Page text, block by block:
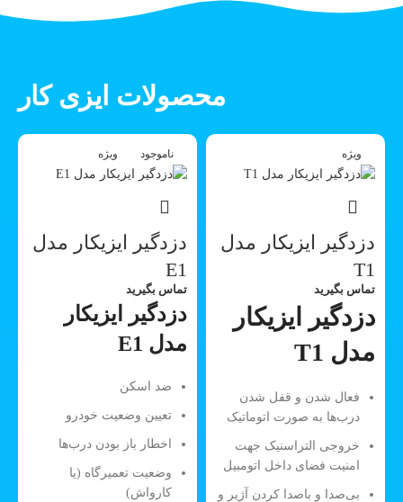
محصولات ایزی کار
ویژه
دزدگیر ایزیکار مدل
T1
تماس بگیرید
دزدگیر ایزیکار
مدل T1
فعال شدن و قفل شدن
درب‌ها به صورت اتوماتیک
خروجی التراسنیک جهت
امنیت فضای داخل اتومبیل
بی‌صدا و باصدا کردن آژیر و
ناموجود ویژه
دزدگیر ایزیکار مدل
E1
تماس بگیرید
دزدگیر ایزیکار
مدل E1
ضد اسکن
تعیین وضعیت خودرو
اخطار باز بودن درب‌ها
وضعیت تعمیرگاه (یا
کارواش)